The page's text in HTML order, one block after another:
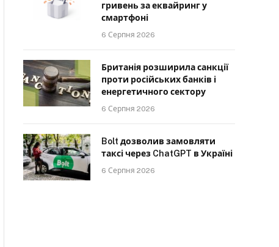
гривень за еквайринг у
смартфоні
6 Серпня 2026
Британія розширила санкції
проти російських банків і
енергетичного сектору
6 Серпня 2026
Bolt дозволив замовляти
таксі через ChatGPT в Україні
6 Серпня 2026